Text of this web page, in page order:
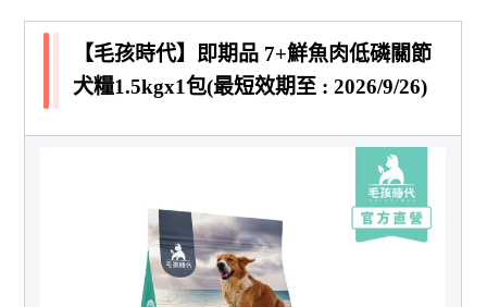
【毛孩時代】即期品 7+鮮魚肉低磷關節
犬糧1.5kgx1包(最短效期至 : 2026/9/26)